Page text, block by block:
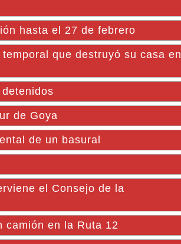
hasta el 27 de febrero
que destruyó su casa en
de Goya
de un basural
el Consejo de la
camión en la Ruta 12